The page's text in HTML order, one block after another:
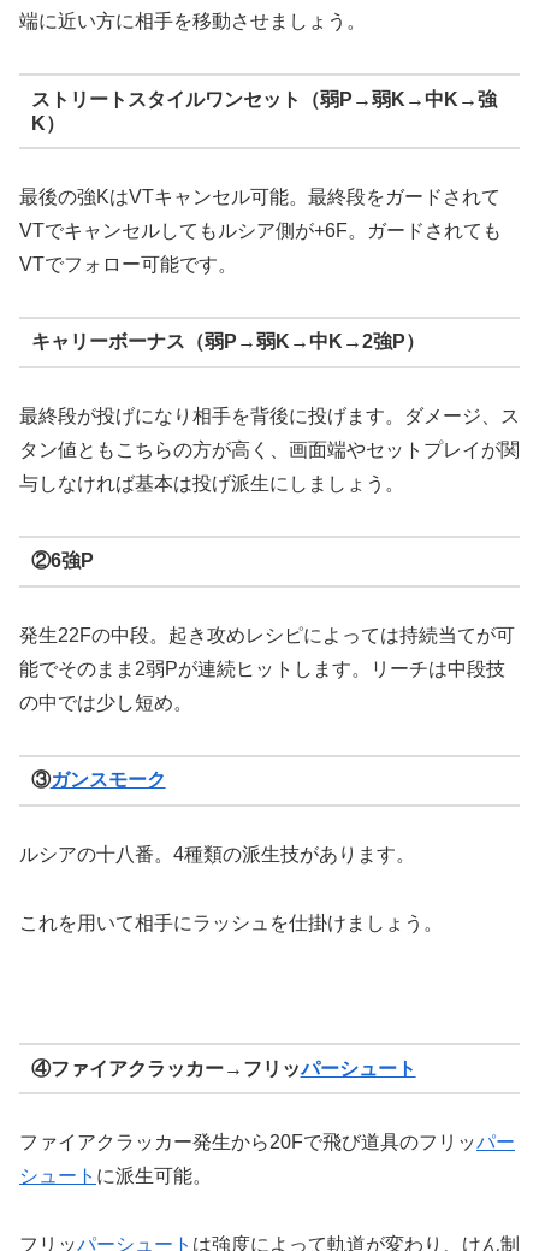
端に近い方に相手を移動させましょう。
ストリートスタイルワンセット（弱P→弱K→中K→強
K）
最後の強KはVTキャンセル可能。最終段をガードされて
VTでキャンセルしてもルシア側が+6F。ガードされても
VTでフォロー可能です。
キャリーボーナス（弱P→弱K→中K→2強P）
最終段が投げになり相手を背後に投げます。ダメージ、ス
タン値ともこちらの方が高く、画面端やセットプレイが関
与しなければ基本は投げ派生にしましょう。
②6強P
発生22Fの中段。起き攻めレシピによっては持続当てが可
能でそのまま2弱Pが連続ヒットします。リーチは中段技
の中では少し短め。
③ガンスモーク
ルシアの十八番。4種類の派生技があります。
これを用いて相手にラッシュを仕掛けましょう。
④ファイアクラッカー→フリッパーシュート
ファイアクラッカー発生から20Fで飛び道具のフリッパー
シュート に派生可能。
フリッパーシュート は強度によって軌道が変わり、けん制